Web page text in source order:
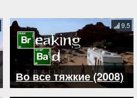
Во все тяжкие (2008)
9.5